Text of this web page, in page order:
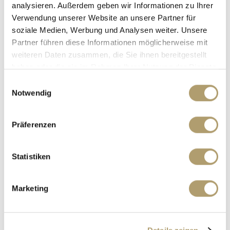
analysieren. Außerdem geben wir Informationen zu Ihrer
Verwendung unserer Website an unsere Partner für
soziale Medien, Werbung und Analysen weiter. Unsere
Partner führen diese Informationen möglicherweise mit
weiteren Daten zusammen, die Sie ihnen bereitgestellt
haben oder die sie im Rahmen Ihrer Nutzung der Dienste
Notwendig
Präferenzen
Statistiken
Marketing
FLÄCHE
RÄUME
Vermietet! Freistehendes Ladengeschäft in
Bürofläche
60 m²